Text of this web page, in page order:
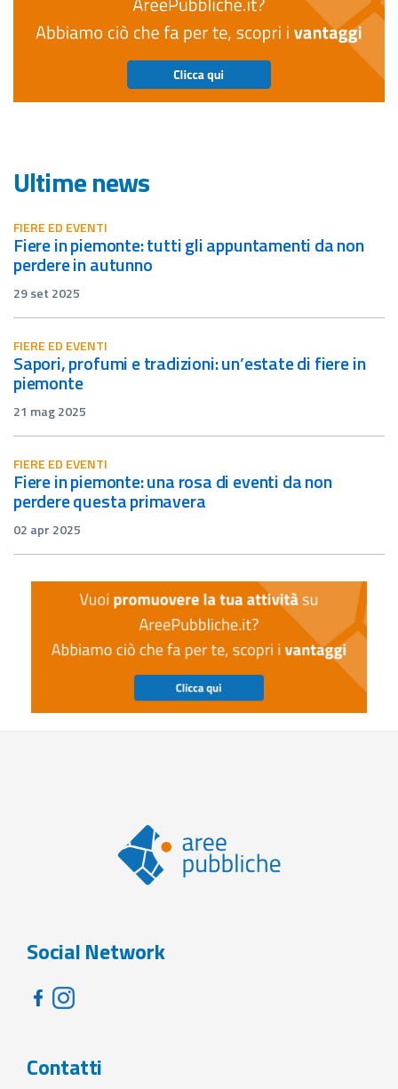
Ultime news
FIERE ED EVENTI
fiere in piemonte: tutti gli appuntamenti da non
perdere in autunno
29 set 2025
FIERE ED EVENTI
sapori, profumi e tradizioni: un’estate di fiere in
piemonte
21 mag 2025
FIERE ED EVENTI
fiere in piemonte: una rosa di eventi da non
perdere questa primavera
02 apr 2025
Social Network
Contatti